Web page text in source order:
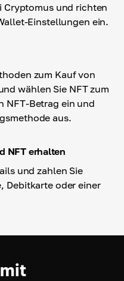
Cryptomus und richten
Einstellungen ein.
zum Kauf von
wählen Sie NFT zum
NFT-Betrag ein und
aus.
NFT erhalten
und zahlen Sie
Debitkarte oder einer